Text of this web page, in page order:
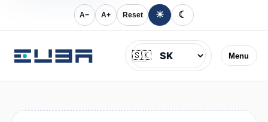
A− A+ Reset ☀ ☾
Menu
Jazyk
🇸🇰